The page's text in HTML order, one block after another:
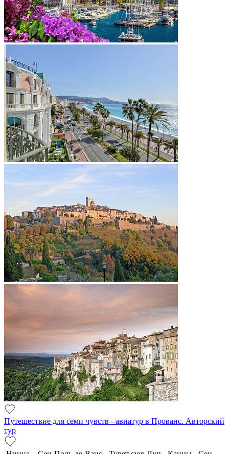
Путешествие для семи чувств - авиатур в Прованс. Авторский
тур